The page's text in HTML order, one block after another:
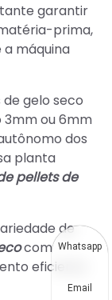
garantir
prima,
a máquina
gelo seco
3mm ou 6mm
dos
planta
pellets de
de
com
eficiente
Whatsapp
Email